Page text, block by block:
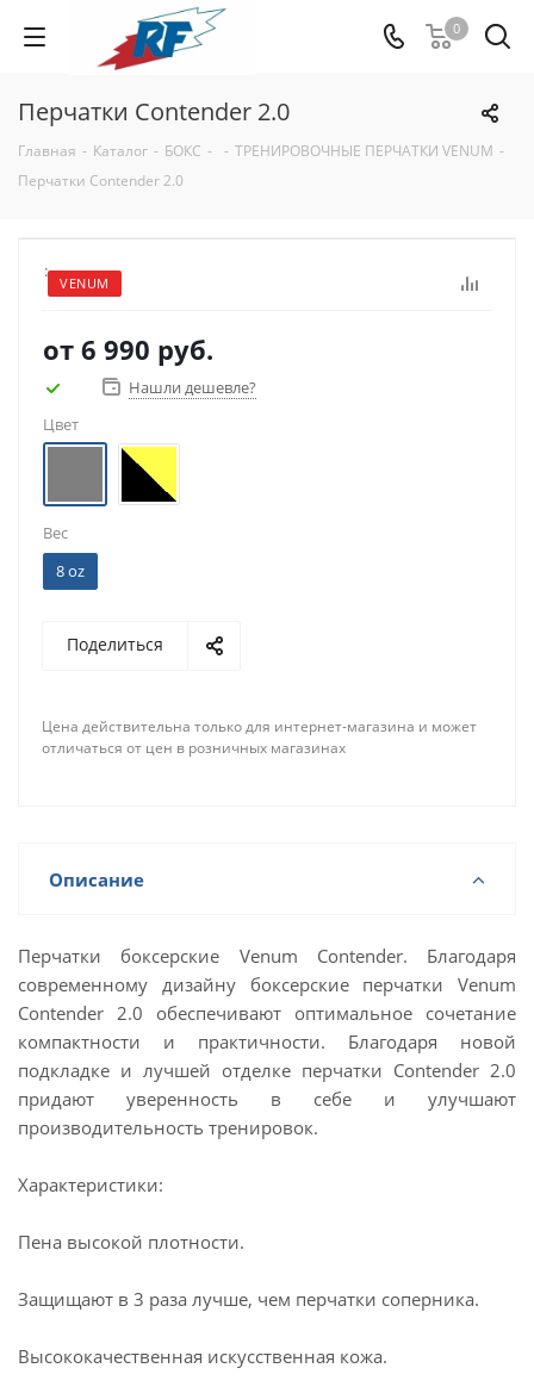
0
Перчатки Contender 2.0
Главная - Каталог - БОКС - - ТРЕНИРОВОЧНЫЕ ПЕРЧАТКИ VENUM -
Перчатки Contender 2.0
VENUM
:
от 6 990 руб.
Нашли дешевле?
Цвет
Вес
8 oz
Поделиться
Цена действительна только для интернет-магазина и может
отличаться от цен в розничных магазинах
Описание
Перчатки боксерские Venum Contender. Благодаря
современному дизайну боксерские перчатки Venum
Contender 2.0 обеспечивают оптимальное сочетание
компактности и практичности. Благодаря новой
подкладке и лучшей отделке перчатки Contender 2.0
придают уверенность в себе и улучшают
производительность тренировок.
Характеристики:
Пена высокой плотности.
Защищают в 3 раза лучше, чем перчатки соперника.
Высококачественная искусственная кожа.